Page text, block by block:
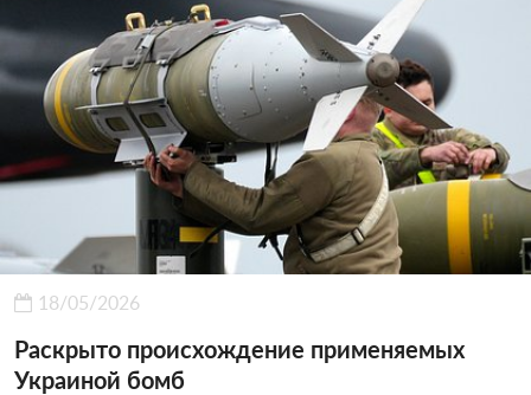
18/05/2026
Раскрыто происхождение применяемых
Украиной бомб